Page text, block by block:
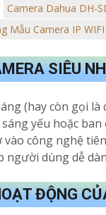
Camera Dahua DH-
Mẫu Camera IP
SIÊU
(hay còn gọi
yếu hoặc
vào công nghệ
người dùng dễ
ĐỘNG